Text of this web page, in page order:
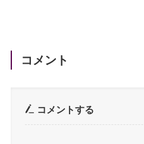
コメント
コメントする